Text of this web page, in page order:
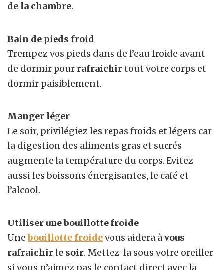
de la chambre.
Bain de pieds froid
Trempez vos pieds dans de l’eau froide avant
de dormir pour rafraichirtout votre corps et
dormir paisiblement.
Manger léger
Le soir, privilégiez les repas froids et légers car
la digestion des aliments gras et sucrés
augmente la température du corps. Evitez
aussi les boissons énergisantes, le café et
l’alcool.
Utiliser une bouillotte froide
Unebouillotte froidevous aidera àvous
rafraichir le soir. Mettez-la sous votre oreiller
si vous n’aimez pas le contact direct avec la